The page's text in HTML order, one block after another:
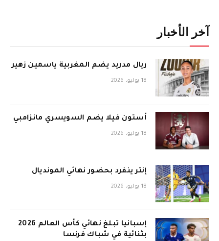
آخر الأخبار
ريال مدريد يضم المغربية ياسمين زهير
18 يوليو، 2026
أستون فيلا يضم السويسري مانزامبي
18 يوليو، 2026
إنتر ينفرد بحضور نهائي المونديال
18 يوليو، 2026
إسبانيا تبلغ نهائي كأس العالم 2026
بثنائية في شباك فرنسا